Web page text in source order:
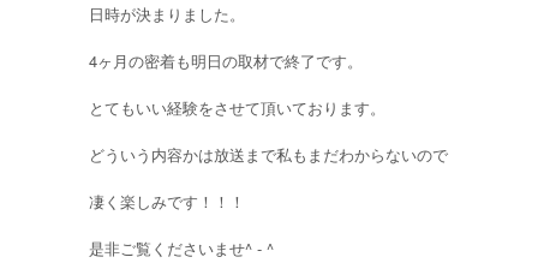
日時が決まりました。
4ヶ月の密着も明日の取材で終了です。
とてもいい経験をさせて頂いております。
どういう内容かは放送まで私もまだわからないので
凄く楽しみです！！！
是非ご覧くださいませ^ - ^